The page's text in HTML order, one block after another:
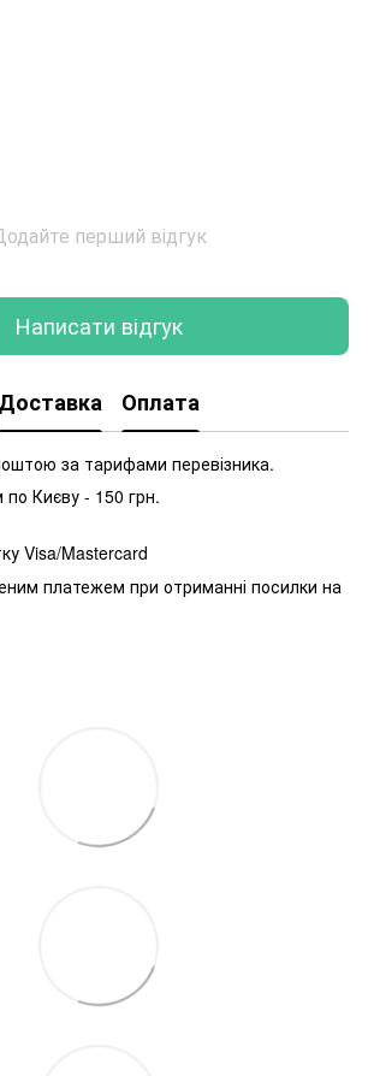
перший відгук
Написати відгук
Доставка Оплата
за тарифами перевізника.
Києву - 150 грн.
Visa/Mastercard
платежем при отриманні посилки на